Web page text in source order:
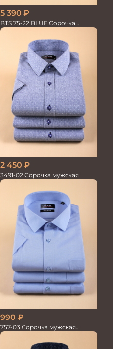
5 390 ₽
BTS 75-22 BLUE Сорочка
мужская лайкра бамбук
2 450 ₽
3491-02 Сорочка мужская
990 ₽
757-03 Сорочка мужская
кор.рукав